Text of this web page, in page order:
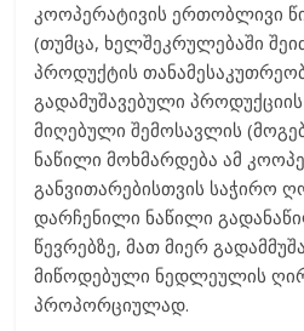
კოოპერატივის ერთობლივი
(თუმცა, ხელშეკრულებაში
პროდუქტის
გადამუშავებული
მიღებული შემოსავლის
ნაწილი მოხმარდება ამ
განვითარებისთვის საჭირო
დარჩენილი ნაწილი
წევრებზე, მათ მიერ
მიწოდებული ნედლეულის
პროპორციულად.